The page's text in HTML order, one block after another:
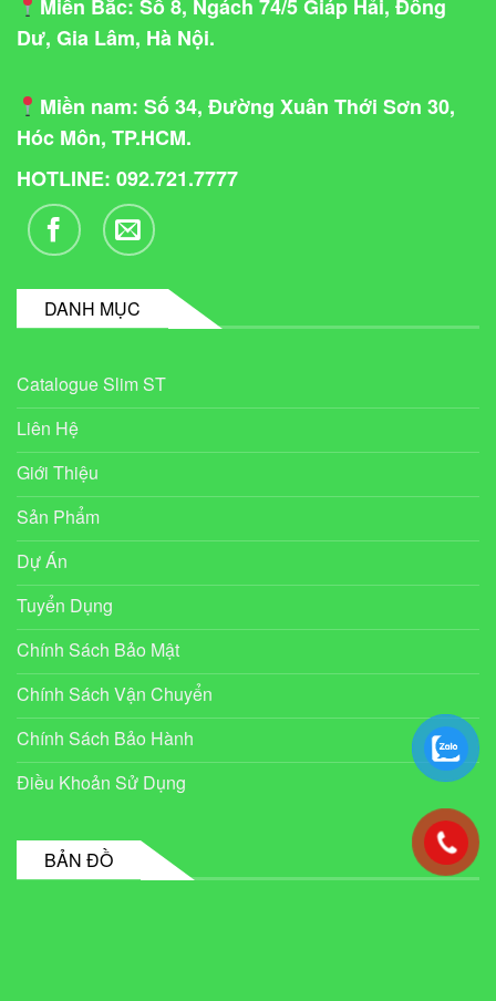
Miền Bắc: Số 8, Ngách 74/5 Giáp Hải, Đông
Dư, Gia Lâm, Hà Nội.
Miền nam: Số 34, Đường Xuân Thới Sơn 30,
Hóc Môn, TP.HCM.
HOTLINE: 092.721.7777
DANH MỤC
Catalogue Slim ST
Liên Hệ
Giới Thiệu
Sản Phẩm
Dự Án
Tuyển Dụng
Chính Sách Bảo Mật
Chính Sách Vận Chuyển
Chính Sách Bảo Hành
Điều Khoản Sử Dụng
BẢN ĐỒ